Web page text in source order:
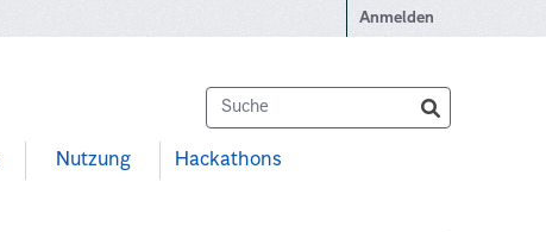
Anmelden
Nutzung Hackathons